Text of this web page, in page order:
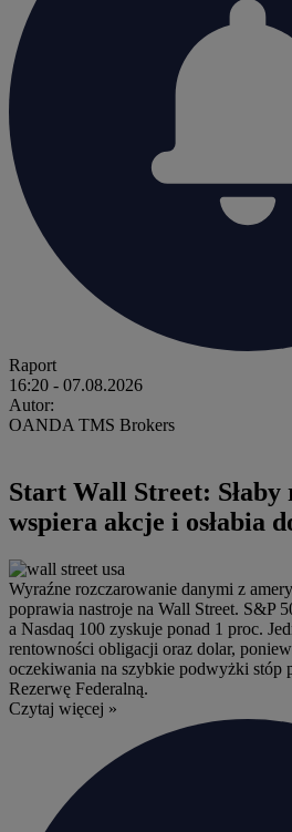
Raport
16:20 - 07.08.2026
Autor:
OANDA TMS Brokers
Start Wall Street:
wspiera akcje i osłabia
Wyraźne rozczarowanie danymi z
poprawia nastroje na Wall Street. S&P
a Nasdaq 100 zyskuje ponad 1 proc.
rentowności obligacji oraz dolar,
oczekiwania na szybkie podwyżki stóp
Rezerwę Federalną.
Czytaj więcej »